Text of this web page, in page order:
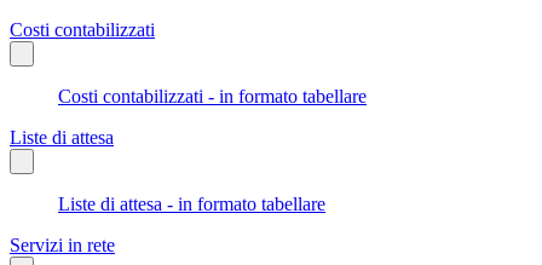
Costi contabilizzati
Costi contabilizzati - in formato tabellare
Liste di attesa
Liste di attesa - in formato tabellare
Servizi in rete